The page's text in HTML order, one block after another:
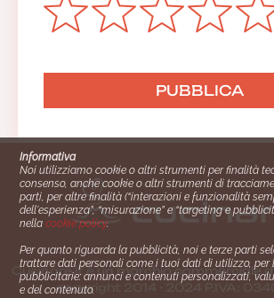
Cucinare.it è un marchio commerciale di
copyright 2014 - 2024 P.IVA:
Informativa
Noi utilizziamo cookie o altri strumenti per finalità
consenso, anche cookie o altri strumenti di
parti, per altre finalità (“interazioni e funzionalità
dell'esperienza”, “misurazione” e “targeting e
nellacookie policy.
Per quanto riguarda la pubblicità, noi e terze parti
trattare dati personali come i tuoi dati di utilizzo, per
pubblicitarie: annunci e contenuti personalizzati,
e del contenuto.